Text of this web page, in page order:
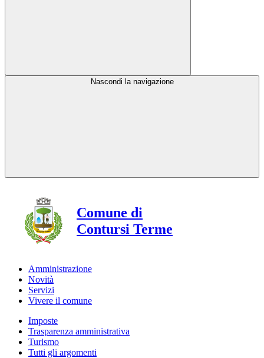
Nascondi la navigazione
Comune di
Contursi Terme
Amministrazione
Novità
Servizi
Vivere il comune
Imposte
Trasparenza amministrativa
Turismo
Tutti gli argomenti